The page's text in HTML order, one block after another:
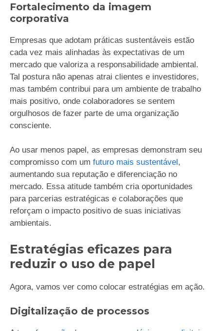
Fortalecimento da imagem
corporativa
Empresas que adotam práticas sustentáveis estão
cada vez mais alinhadas às expectativas de um
mercado que valoriza a responsabilidade ambiental.
Tal postura não apenas atrai clientes e investidores,
mas também contribui para um ambiente de trabalho
mais positivo, onde colaboradores se sentem
orgulhosos de fazer parte de uma organização
consciente.
Ao usar menos papel, as empresas demonstram seu
compromisso com um futuro mais sustentável ,
aumentando sua reputação e diferenciação no
mercado. Essa atitude também cria oportunidades
para parcerias estratégicas e colaborações que
reforçam o impacto positivo de suas iniciativas
ambientais.
Estratégias eficazes para
reduzir o uso de papel
Agora, vamos ver como colocar estratégias em ação.
Digitalização de processos